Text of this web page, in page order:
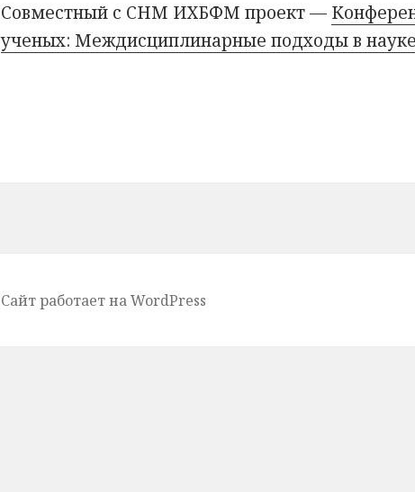
Совместный с СНМ ИХБФМ проект —
ученых: Междисциплинарные подходы в науке
Сайт работает на WordPress